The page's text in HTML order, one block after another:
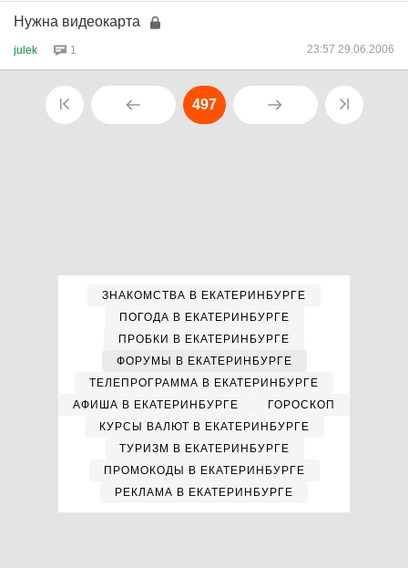
Нужна видеокарта
julek 1 23:57 29.06.2006
497
ЗНАКОМСТВА В ЕКАТЕРИНБУРГЕ
ПОГОДА В ЕКАТЕРИНБУРГЕ
ПРОБКИ В ЕКАТЕРИНБУРГЕ
ФОРУМЫ В ЕКАТЕРИНБУРГЕ
ТЕЛЕПРОГРАММА В ЕКАТЕРИНБУРГЕ
АФИША В ЕКАТЕРИНБУРГЕ
ГОРОСКОП
КУРСЫ ВАЛЮТ В ЕКАТЕРИНБУРГЕ
ТУРИЗМ В ЕКАТЕРИНБУРГЕ
ПРОМОКОДЫ В ЕКАТЕРИНБУРГЕ
РЕКЛАМА В ЕКАТЕРИНБУРГЕ